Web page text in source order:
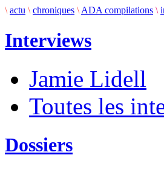
\ actu \ chroniques \ ADA compilations \
Interviews
Jamie Lidell
Toutes les
Dossiers